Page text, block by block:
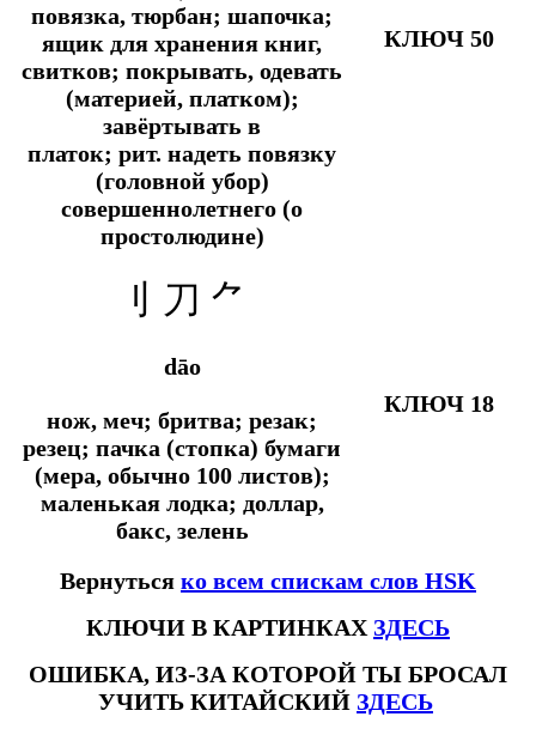
повязка, тюрбан; шапочка;
ящик для хранения книг,
свитков; покрывать, одевать
(материей, платком);
завёртывать в
платок; рит. надеть повязку
(головной убор)
совершеннолетнего (о
простолюдине)
КЛЮЧ 50
刂 刀 ⺈
dāo
нож, меч; бритва; резак;
резец; пачка (стопка) бумаги
(мера, обычно 100 листов);
маленькая лодка; доллар,
бакс, зелень
КЛЮЧ 18
Вернуться ко всем спискам слов HSK
КЛЮЧИ В КАРТИНКАХ ЗДЕСЬ
ОШИБКА, ИЗ-ЗА КОТОРОЙ ТЫ БРОСАЛ
УЧИТЬ КИТАЙСКИЙ ЗДЕСЬ